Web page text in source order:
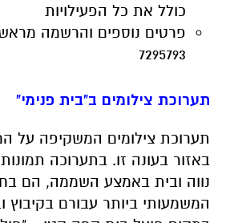
תערוכת צילומים ב"בית פנימי"
תערוכת צילומים המשקיפה על
נווה ובית באמצע השממה, הם
במקום פועל בית קפה קטן - "פולה" (10:00-
איפה:קיבוץ שובל
מתי:שבת, 22/2/2020, 10:00-14:00